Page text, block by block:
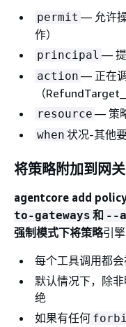
permit — 允许
作）
principal — 提
action — 正在
（
resource — 策
when 状况-其他
将策略附加到网关
agentcore add
to-gateways 和 --
强制模式下将策略引
每个工具调用都
默认情况下，除
绝
如果有任何